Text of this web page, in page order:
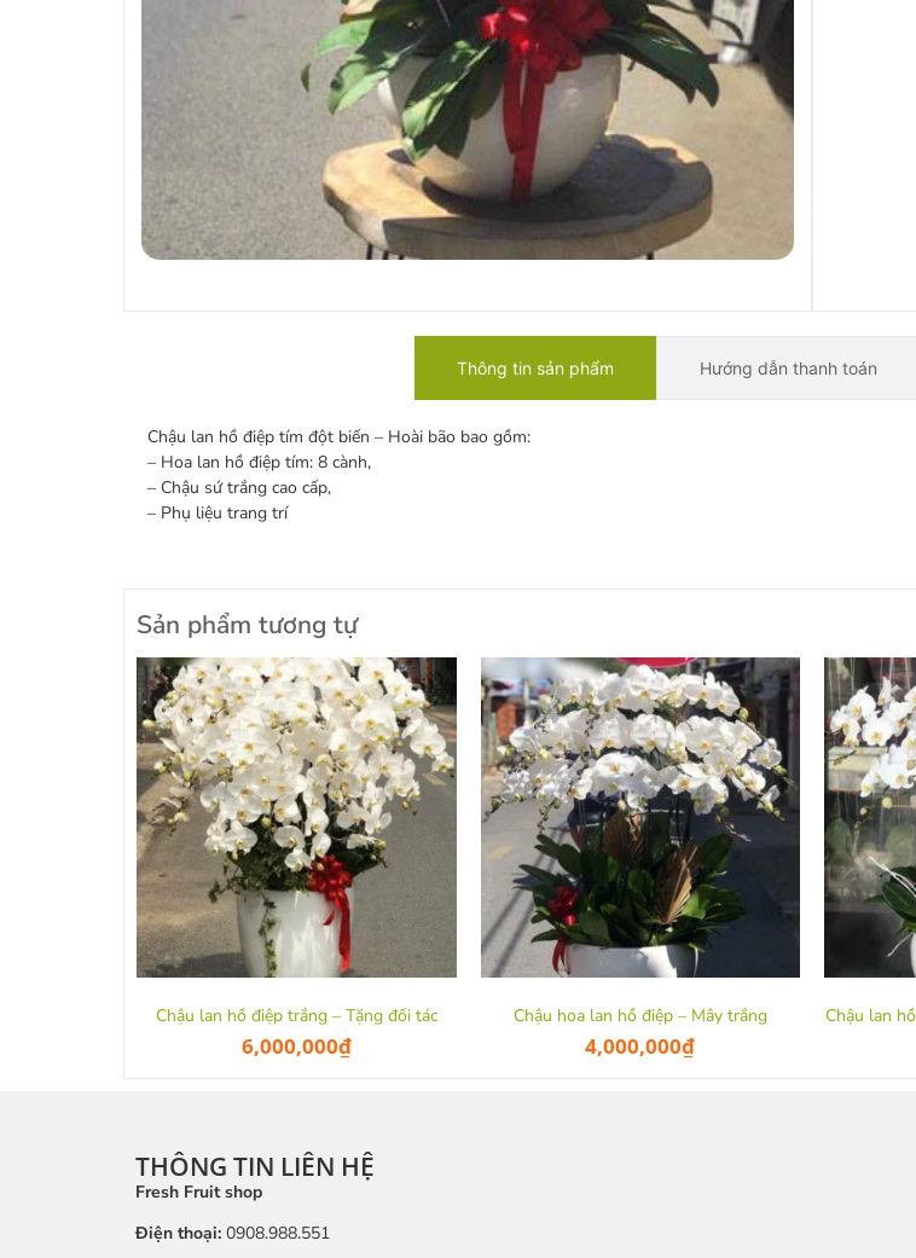
Thông tin sản phẩm Hướng dẫn thanh toán
Chậu lan hồ điệp tím đột biến – Hoài bão bao gồm:
– Hoa lan hồ điệp tím: 8 cành,
– Chậu sứ trắng cao cấp,
– Phụ liệu trang trí
Sản phẩm tương tự
Chậu lan hồ điệp trắng – Tặng đối tác
6,000,000₫
Chậu hoa lan hồ điệp – Mây trắng
4,000,000₫
Chậu lan
THÔNG TIN LIÊN HỆ
Fresh Fruit shop
Điện thoại: 0908.988.551